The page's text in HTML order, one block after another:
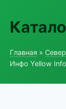
Главная »
Инфо Yellow Info